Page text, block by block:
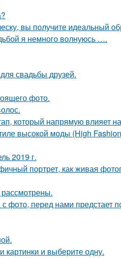
вы получите идеальный
я немного волнуюсь ….
свадьбы друзей.
фото.
который напрямую влияет
высокой моды (High
2019 г.
портрет, как живая
перед нами предстает
картинки и выберите одну.